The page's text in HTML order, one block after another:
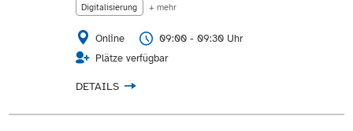
Digitalisierung
+ mehr
Online
09:00 - 09:30 Uhr
Plätze verfügbar
DETAILS